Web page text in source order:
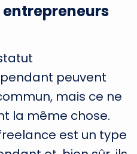
peuvent
mais ce ne
la même chose.
est un type